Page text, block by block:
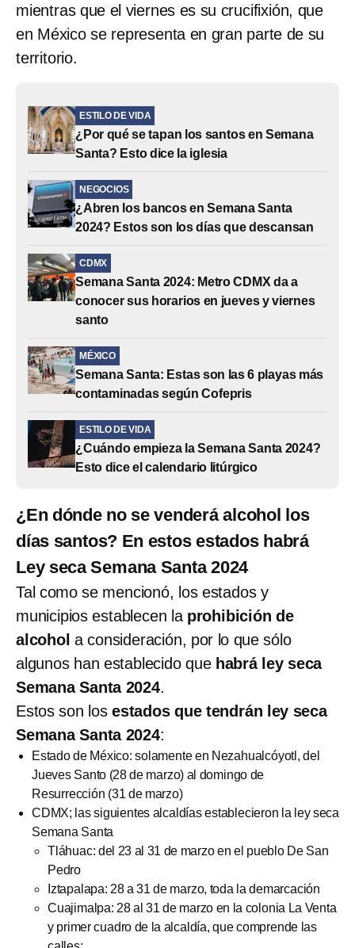
mientras que el viernes es su crucifixión, que
en México se representa en gran parte de su
territorio.
ESTILO DE VIDA
¿Por qué se tapan los santos en Semana
Santa? Esto dice la iglesia
NEGOCIOS
¿Abren los bancos en Semana Santa
2024? Estos son los días que descansan
CDMX
Semana Santa 2024: Metro CDMX da a
conocer sus horarios en jueves y viernes
santo
MÉXICO
Semana Santa: Estas son las 6 playas más
contaminadas según Cofepris
ESTILO DE VIDA
¿Cuándo empieza la Semana Santa 2024?
Esto dice el calendario litúrgico
¿En dónde no se venderá alcohol los
días santos? En estos estados habrá
Ley seca Semana Santa 2024
Tal como se mencionó, los estados y
municipios establecen la prohibición de
alcohol a consideración, por lo que sólo
algunos han establecido que habrá ley seca
Semana Santa 2024.
Estos son los estados que tendrán ley seca
Semana Santa 2024:
Estado de México: solamente en Nezahualcóyotl, del
Jueves Santo (28 de marzo) al domingo de
Resurrección (31 de marzo)
CDMX; las siguientes alcaldías establecieron la ley seca
Semana Santa
Tláhuac: del 23 al 31 de marzo en el pueblo De San
Pedro
Iztapalapa: 28 a 31 de marzo, toda la demarcación
Cuajimalpa: 28 al 31 de marzo en la colonia La Venta
y primer cuadro de la alcaldía, que comprende las